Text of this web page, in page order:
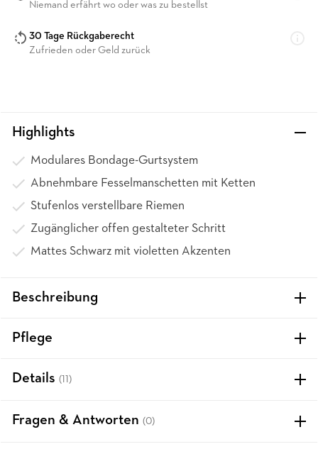
Niemand erfährt wo oder was zu bestellst
30 Tage Rückgaberecht
Zufrieden oder Geld zurück
Highlights
Modulares Bondage-Gurtsystem
Abnehmbare Fesselmanschetten mit Ketten
Stufenlos verstellbare Riemen
Zugänglicher offen gestalteter Schritt
Mattes Schwarz mit violetten Akzenten
Beschreibung
Pflege
Details (11)
Fragen & Antworten (0)